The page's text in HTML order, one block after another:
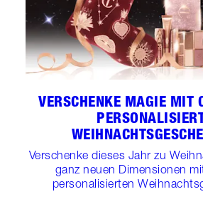
VERSCHENKE MAGIE MIT
Verschenke dieses Jahr zu
ganz neuen Dimensionen
personalisierten